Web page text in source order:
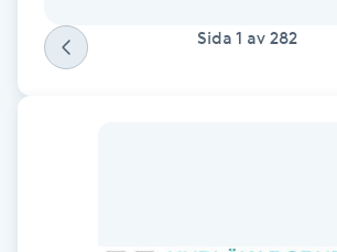
Japansk massage
Sida 1 av 282